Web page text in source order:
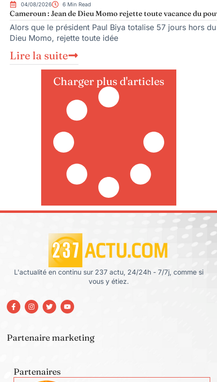
04/08/2026 6 Min Read
Cameroun : Jean de Dieu Momo rejette toute vacance du
Alors que le président Paul Biya totalise 57 jours hors
Dieu Momo, rejette toute idée
Lire la suite
Charger plus d'articles
L'actualité en continu sur 237 actu, 24/24h - 7/7j, comme si
vous y étiez.
Partenaire marketing
Partenaires